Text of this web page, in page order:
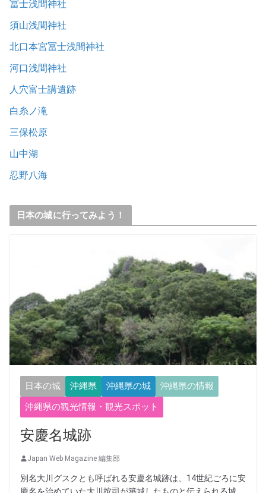
冨士浅間神社
須山浅間神社
北口本宮冨士浅間神社
河口浅間神社
人穴富士講遺跡
白糸ノ滝
三保松原
山中湖
忍野八海
日本の城に行ってみよう！
日本の城 沖縄県 沖縄県の城
沖縄県の情報
沖縄県の観光情報・観光スポット
安慶名城跡
Japan Web Magazine 編集部
別名大川グスクとも呼ばれる安慶名城跡は、14世紀ごろに安
慶名を治めていた大川按司が築城したものと伝えられる城。